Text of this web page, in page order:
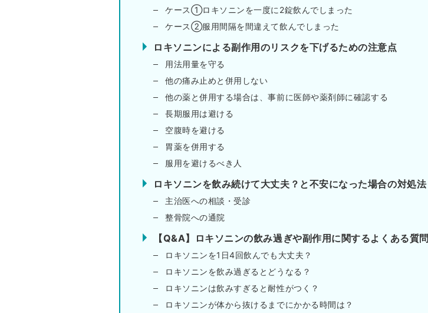
ケース①ロキソニンを一度に2錠飲んでしまった
ケース②服用間隔を間違えて飲んでしまった
ロキソニンによる副作用のリスクを下げるための注意点
用法用量を守る
他の痛み止めと併用しない
他の薬と併用する場合は、事前に医師や薬剤師に確認する
長期服用は避ける
空腹時を避ける
胃薬を併用する
服用を避けるべき人
ロキソニンを飲み続けて大丈夫？と不安になった場合の対処法
主治医への相談・受診
整骨院への通院
【Q&A】ロキソニンの飲み過ぎや副作用に関するよくある質問
ロキソニンを1日4回飲んでも大丈夫？
ロキソニンを飲み過ぎるとどうなる？
ロキソニンは飲みすぎると耐性がつく？
ロキソニンが体から抜けるまでにかかる時間は？